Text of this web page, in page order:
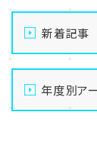
新着記事
【名古屋
【名古屋
年度別ア